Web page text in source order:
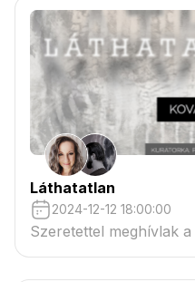
Láthatatlan
2024-12-12 18:00:00
Szeretettel meghívlak